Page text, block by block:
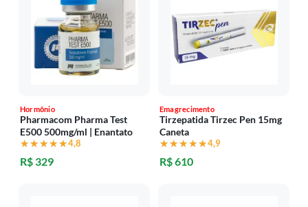
Hormônio
Pharmacom Pharma Test
E500 500mg/ml | Enantato
★★★★★
★★★★★4,8
R$ 329
Emagrecimento
Tirzepatida Tirzec Pen 15mg
Caneta
★★★★★
★★★★★4,9
R$ 610